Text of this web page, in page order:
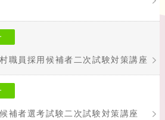
職員採用候補者二次試験対策講座
補者選考試験二次試験対策講座